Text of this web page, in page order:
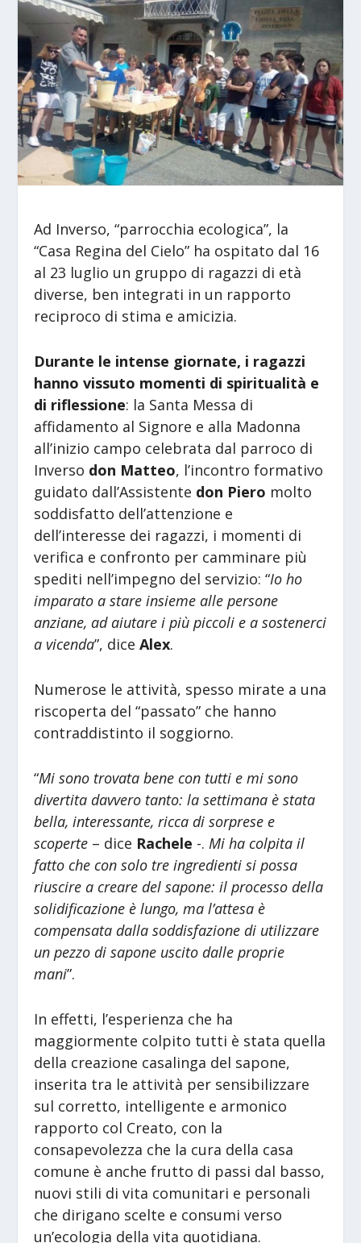
Ad Inverso, “parrocchia ecologica”, la
“Casa Regina del Cielo” ha ospitato dal 16
al 23 luglio un gruppo di ragazzi di età
diverse, ben integrati in un rapporto
reciproco di stima e amicizia.
Durante le intense giornate, i ragazzi
hanno vissuto momenti di spiritualità e
di riflessione: la Santa Messa di
affidamento al Signore e alla Madonna
all’inizio campo celebrata dal parroco di
Inverso don Matteo, l’incontro formativo
guidato dall’Assistente don Piero molto
soddisfatto dell’attenzione e
dell’interesse dei ragazzi, i momenti di
verifica e confronto per camminare più
spediti nell’impegno del servizio: “Io ho
imparato a stare insieme alle persone
anziane, ad aiutare i più piccoli e a sostenerci
a vicenda”, diceAlex.
Numerose le attività, spesso mirate a una
riscoperta del “passato” che hanno
contraddistinto il soggiorno.
“Mi sono trovata bene con tutti e mi sono
divertita davvero tanto: la settimana è stata
bella, interessante, ricca di sorprese e
scoperte – dice Rachele -. Mi ha colpita il
fatto che con solo tre ingredienti si possa
riuscire a creare del sapone: il processo della
solidificazione è lungo, ma l’attesa è
compensata dalla soddisfazione di utilizzare
un pezzo di sapone uscito dalle proprie
mani”.
In effetti, l’esperienza che ha
maggiormente colpito tutti è stata quella
della creazione casalinga del sapone,
inserita tra le attività per sensibilizzare
sul corretto, intelligente e armonico
rapporto col Creato, con la
consapevolezza che la cura della casa
comune è anche frutto di passi dal basso,
nuovi stili di vita comunitari e personali
che dirigano scelte e consumi verso
un’ecologia della vita quotidiana.